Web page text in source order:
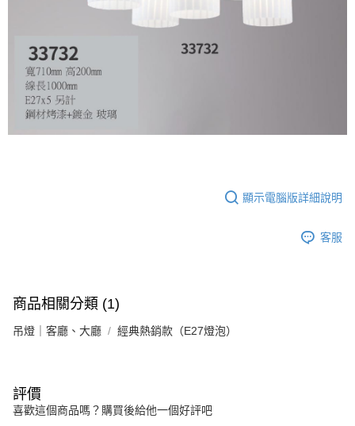
顯示電腦版詳細說明
客服
商品相關分類 (1)
吊燈｜客廳、大廳 經典熱銷款（E27燈泡）
評價
喜歡這個商品嗎？購買後給他一個好評吧